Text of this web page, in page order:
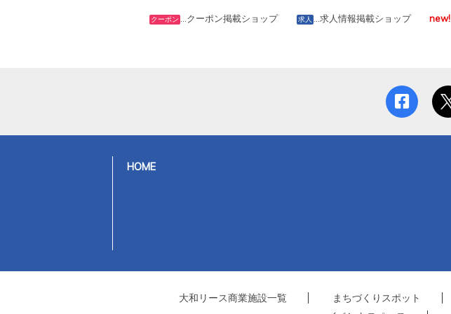
クーポン …クーポン掲載ショップ 求人 …求人情報掲載ショップ new!
HOME
大和リース商業施設一覧 まちづくりスポット